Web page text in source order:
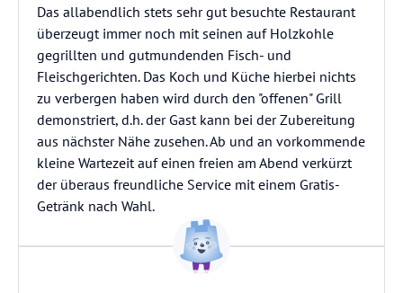
Das allabendlich stets sehr gut besuchte Restaurant
überzeugt immer noch mit seinen auf Holzkohle
gegrillten und gutmundenden Fisch- und
Fleischgerichten. Das Koch und Küche hierbei nichts
zu verbergen haben wird durch den "offenen" Grill
demonstriert, d.h. der Gast kann bei der Zubereitung
aus nächster Nähe zusehen. Ab und an vorkommende
kleine Wartezeit auf einen freien am Abend verkürzt
der überaus freundliche Service mit einem Gratis-
Getränk nach Wahl.